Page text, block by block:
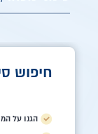
חיפוש
הגנו על